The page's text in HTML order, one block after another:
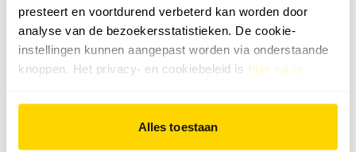
presteert en voortdurend verbeterd kan worden door
analyse van de bezoekersstatistieken. De cookie-
instellingen kunnen aangepast worden via onderstaande
knoppen. Het privacy- en cookiebeleid is hier na te
Alles toestaan
Geef ons feedback
Vertel ons wat je van onze website vindt.
Tip de redactie
Bekijk hier de mogelijkheden.